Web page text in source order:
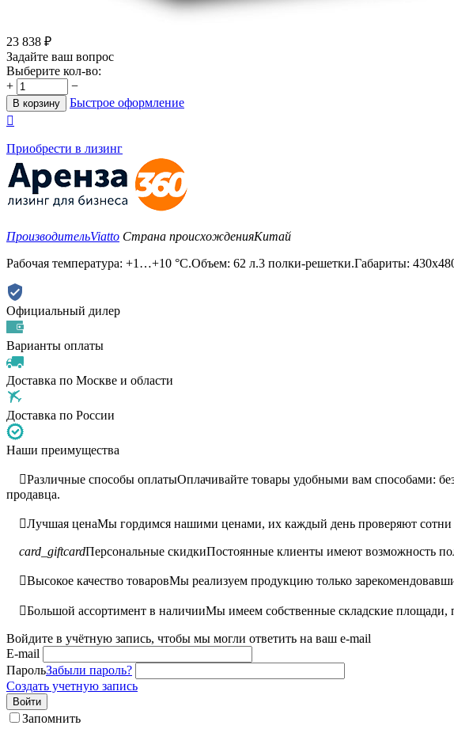
23 838 ₽
Задайте ваш вопрос
Выберите кол-во:
+
−
В корзину
Быстрое оформление

Приобрести в лизинг
ПроизводительViatto Страна происхожденияКитай
Рабочая температура: +1…+10 °С.Объем: 62 л.3 полки-решетки.Габариты:
Официальный дилер
Варианты оплаты
Доставка по Москве и области
Доставка по России
Наши преимущества
Различные способы оплатыОплачивайте товары удобными вам способами:
продавца.
Лучшая ценаМы гордимся нашими ценами, их каждый день проверяют сотни
card_giftcardПерсональные скидкиПостоянные клиенты имеют возможность
Высокое качество товаровМы реализуем продукцию только
Большой ассортимент в наличииМы имеем собственные складские площади,
Войдите в учётную запись, чтобы мы могли ответить на ваш e-mail
E-mail
ПарольЗабыли пароль?
Создать учетную запись
Войти
Запомнить